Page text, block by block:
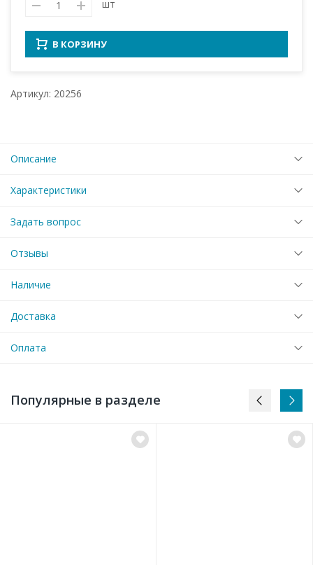
шт
В КОРЗИНУ
Артикул: 20256
Описание
Характеристики
Задать вопрос
Отзывы
Наличие
Доставка
Оплата
Популярные в разделе